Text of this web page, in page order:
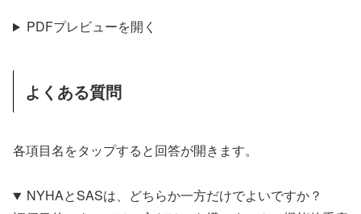
PDFプレビューを開く
よくある質問
各項目名をタップすると回答が開きます。
NYHAとSASは、どちらか一方だけでよいですか？